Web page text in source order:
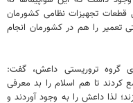
قطعات تجهیزات نظامی کشورمان
تعمیر را هم در کشورمان انجام
گروه تروریستی داعش، گفت:
تا هم اسلام را بد معرفی
لذا داعش را به وجود آوردند و